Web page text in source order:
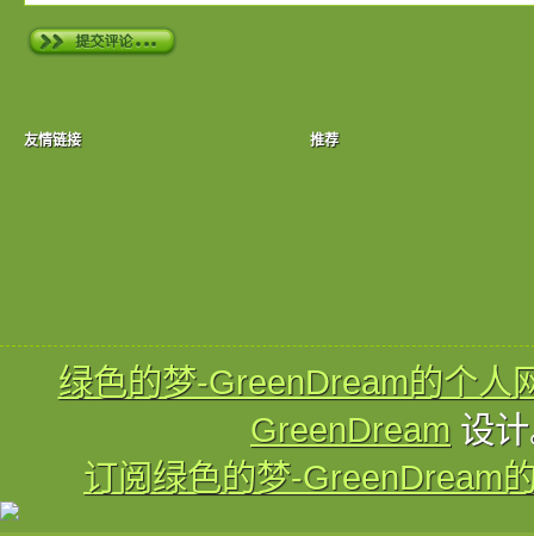
友情链接 推荐
绿色的梦-GreenDream的个人
GreenDream 设
订阅绿色的梦-GreenDream